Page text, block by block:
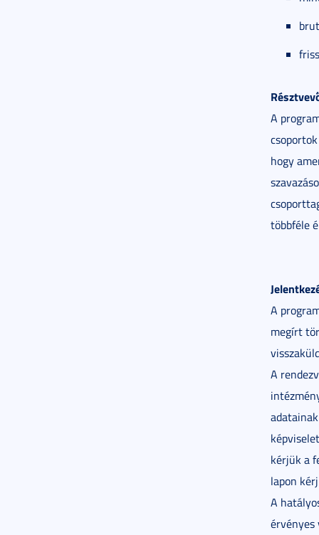
A
hogy
többféle
A
megírt
A
kérjük a
lapon
A
érvényes